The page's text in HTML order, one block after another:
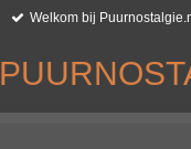
Welkom bij